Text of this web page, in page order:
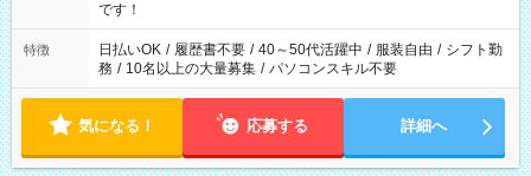
です！
特徴 日払いOK / 履歴書不要 / 40～50代活躍中 / 服装自由 / シフト勤
務 / 10名以上の大量募集 / パソコンスキル不要
気になる！ 応募する 詳細へ